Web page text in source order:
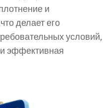
и
делает его
условий,
эффективная